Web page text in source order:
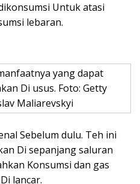
Untuk atasi
lebaran.
yang dapat
Di usus. Foto: Getty
Maliarevskyi
Sebelum dulu. Teh ini
Di sepanjang saluran
Konsumsi dan gas
lancar.